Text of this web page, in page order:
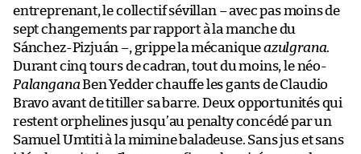
entreprenant, le collectif sévillan – avec pas moins de
sept changements par rapport à la manche du
Sánchez-Pizjuán –, grippe la mécaniqueazulgrana.
Durant cinq tours de cadran, tout du moins, le néo-
PalanganaBen Yedder chauffe les gants de Claudio
Bravo avant de titiller sa barre. Deux opportunités qui
restent orphelines jusqu’au penalty concédé par un
Samuel Umtiti à la mimine baladeuse. Sans jus et sans